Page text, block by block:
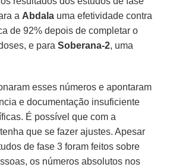
a Abdala uma efetividade contra
de 92% depois de completar o
e paraSoberana-2, uma
esses números e apontaram
e documentação insuficiente
É possível que com a
que se fazer ajustes. Apesar
de fase 3 foram feitos sobre
os números absolutos nos